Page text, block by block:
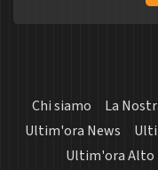
Chi siamo La
Ultim'ora News
Ultim'ora Alto